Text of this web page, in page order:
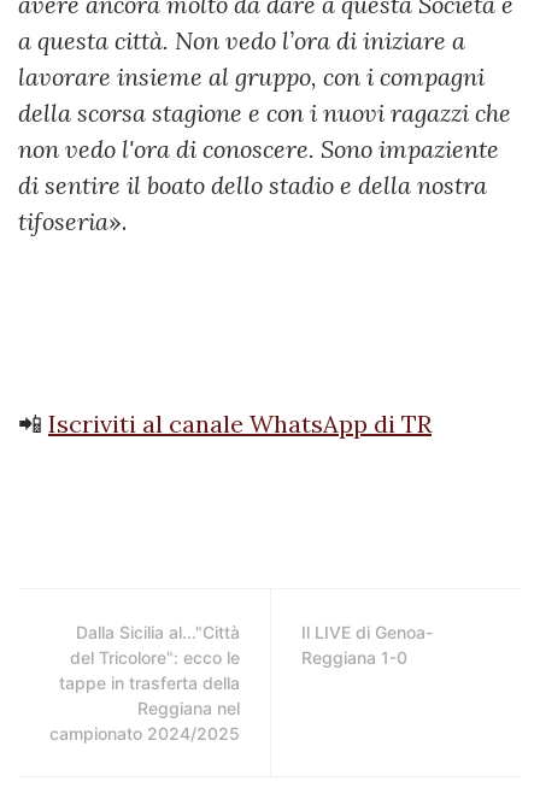
a questa città. Non vedo l’ora di iniziare a
lavorare insieme al gruppo, con i compagni
della scorsa stagione e con i nuovi ragazzi che
non vedo l'ora di conoscere. Sono impaziente
di sentire il boato dello stadio e della nostra
tifoseria».
📲 Iscriviti al canale WhatsApp di TR
Dalla Sicilia al..."Città
del Tricolore": ecco le
tappe in trasferta della
Reggiana nel
campionato 2024/2025
Il LIVE di Genoa-
Reggiana 1-0